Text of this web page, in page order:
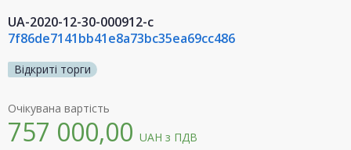
UA-2020-12-30-000912-c
7f86de7141bb41e8a73bc35ea69cc486
Відкриті торги
Очікувана вартість
757 000,00 UAH з ПДВ